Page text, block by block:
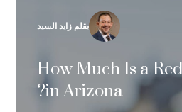
بقلم زايد السيد
How Much Is a
in Arizona?